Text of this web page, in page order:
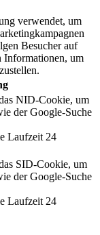
verwendet, um
Besucher auf
Informationen, um
NID-Cookie, um
der Google-Suche
Laufzeit 24
SID-Cookie, um
der Google-Suche
Laufzeit 24